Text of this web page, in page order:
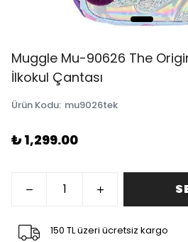
Muggle Mu-90626 The
İlkokul Çantası
Ürün Kodu: mu9026tek
₺ 1,299.00
150 TL üzeri ücretsiz kargo